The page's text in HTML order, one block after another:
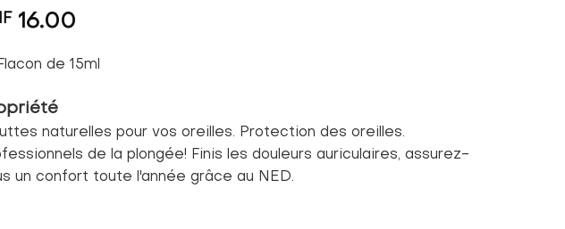
16.00
Flacon de 15ml
naturelles pour vos oreilles. Protection des oreilles.
de la plongée! Finis les douleurs auriculaires, assurez-
un confort toute l'année grâce au NED.